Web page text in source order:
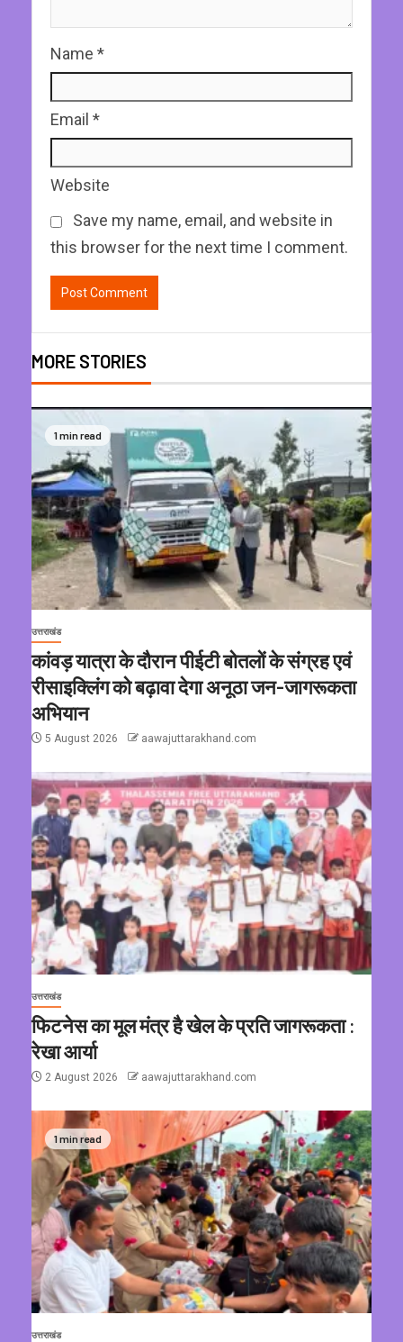
Name *
Email *
Website
Save my name, email, and website in
this browser for the next time I comment.
MORE STORIES
1 min read
उत्तराखंड
कांवड़ यात्रा के दौरान पीईटी बोतलों के संग्रह एवं
रीसाइक्लिंग को बढ़ावा देगा अनूठा जन-जागरूकता
अभियान
5 August 2026 aawajuttarakhand.com
उत्तराखंड
फिटनेस का मूल मंत्र है खेल के प्रति जागरूकता :
रेखा आर्या
2 August 2026 aawajuttarakhand.com
1 min read
उत्तराखंड